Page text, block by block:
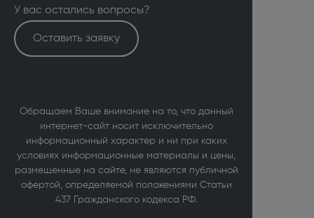
У вас остались вопросы?
Оставить заявку
Обращаем Ваше внимание на то, что данный
интернет-сайт носит исключительно
информационный характер и ни при каких
условиях информационные материалы и цены,
размещенные на сайте, не являются публичной
офертой, определяемой положениями Статьи
437 Гражданского кодекса РФ.